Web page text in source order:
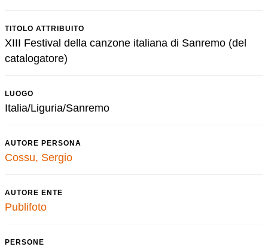
TITOLO ATTRIBUITO
XIII Festival della canzone italiana di Sanremo (del
catalogatore)
LUOGO
Italia/Liguria/Sanremo
AUTORE PERSONA
Cossu, Sergio
AUTORE ENTE
Publifoto
PERSONE